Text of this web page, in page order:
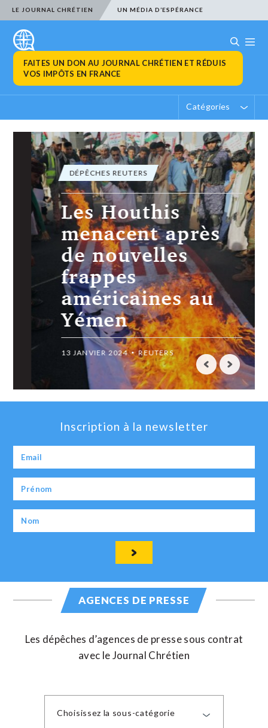
LE JOURNAL CHRÉTIEN UN MÉDIA D’ESPÉRANCE
FAITES UN DON AU JOURNAL CHRÉTIEN ET RÉDUIS
VOS IMPÔTS EN FRANCE
Catégories
DÉPÊCHES REUTERS
Les Houthis
menacent après
de nouvelles
frappes
américaines au
Yémen
13 JANVIER 2024 REUTERS
Inscription à la newsletter
AGENCES DE PRESSE
Les dépêches d’agences de presse sous contrat
avec le Journal Chrétien
Choisissez la sous-catégorie